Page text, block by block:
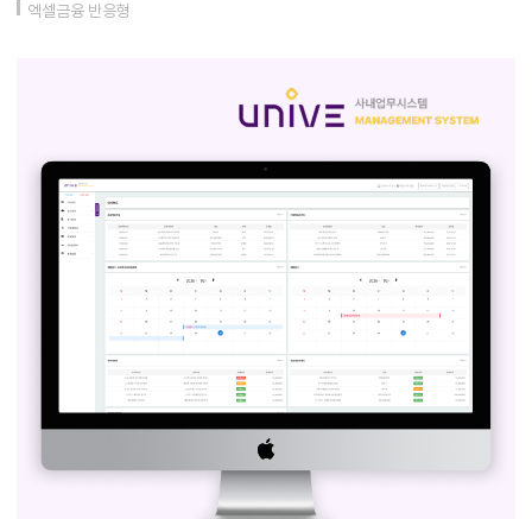
엑셀금융 반응형